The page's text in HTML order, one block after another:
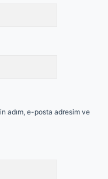
adım, e-posta adresim ve